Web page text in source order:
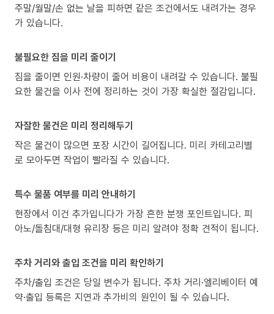
주말/월말/손 없는 날을 피하면 같은 조건에서도 내려가는 경우
가 있습니다.
불필요한 짐을 미리 줄이기
짐을 줄이면 인원·차량이 줄어 비용이 내려갈 수 있습니다. 불필
요한 물건을 이사 전에 정리하는 것이 가장 확실한 절감입니다.
자잘한 물건은 미리 정리해두기
작은 물건이 많으면 포장 시간이 길어집니다. 미리 카테고리별
로 모아두면 작업이 빨라질 수 있습니다.
특수 물품 여부를 미리 안내하기
현장에서 이건 추가입니다가 가장 흔한 분쟁 포인트입니다. 피
아노/돌침대/대형 유리장 등은 미리 알려야 정확 견적이 됩니다.
주차 거리와 출입 조건을 미리 확인하기
주차/출입 조건은 당일 변수가 됩니다. 주차 거리·엘리베이터 예
약·출입 등록은 지연과 추가비의 원인이 될 수 있습니다.